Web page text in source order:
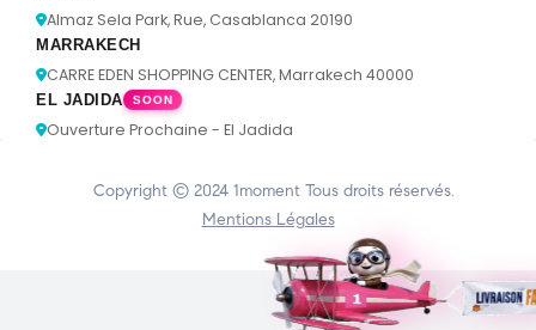
Almaz Sela Park, Rue, Casablanca 20190
MARRAKECH
CARRE EDEN SHOPPING CENTER, Marrakech 40000
EL JADIDA SOON
Ouverture Prochaine - El Jadida
Copyright © 2024 1moment Tous droits réservés.
Mentions Légales